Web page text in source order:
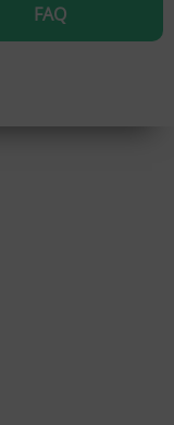
FAQ